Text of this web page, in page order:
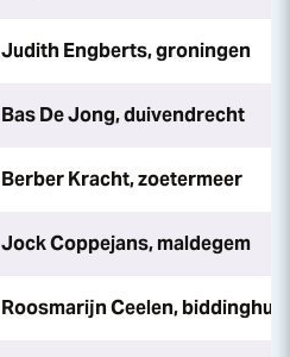
Judith Engberts, groningen
Bas De Jong, duivendrecht
Berber Kracht, zoetermeer
Jock Coppejans, maldegem
Roosmarijn Ceelen,